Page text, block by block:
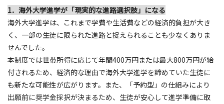
1．海外大学進学が「現実的な進路選択肢」になる
海外大学進学は、これまで学費や生活費などの経済的負担が大き
く、一部の生徒に限られた進路と捉えられることも少なくありま
せんでした。
本制度では世帯所得に応じて年間400万円または最大800万円が給
付されるため、経済的な理由で海外大学進学を諦めていた生徒に
も新たな可能性が広がります。また、「予約型」の仕組みにより
出願前に奨学金採択が決まるため、生徒が安心して進学準備に取